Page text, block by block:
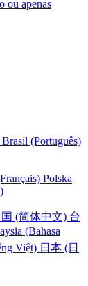
ou apenas
Brasil (Português)
Polska
(简体中文) 台
(Bahasa
Việt) 日本 (日